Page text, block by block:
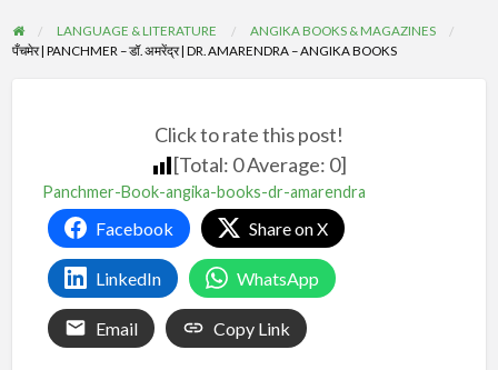
LANGUAGE & LITERATURE
ANGIKA BOOKS & MAGAZINES
पँचमेर | PANCHMER – डॉ. अमरेंद्र | DR. AMARENDRA – ANGIKA BOOKS
Click to rate this post!
[Total: 0Average: 0]
Panchmer-Book-angika-books-dr-amarendra
Facebook Share on X
LinkedIn WhatsApp
Email Copy Link